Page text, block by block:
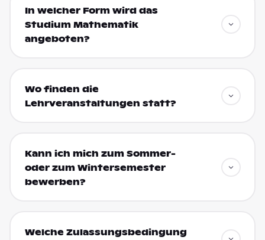
In welcher Form wird das
Studium Mathematik
angeboten?
Wo finden die
Lehrveranstaltungen statt?
Kann ich mich zum Sommer-
oder zum Wintersemester
bewerben?
Welche Zulassungsbedingung